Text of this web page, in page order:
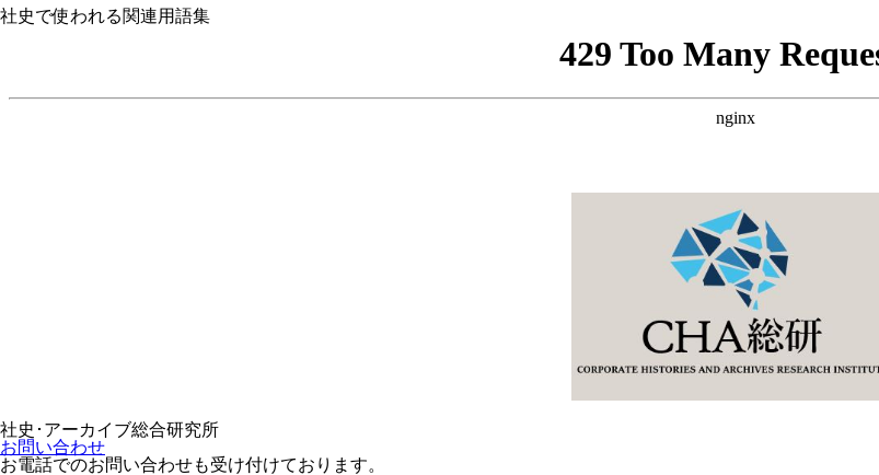
社史で使われる関連用語集
社史･アーカイブ総合研究所
お問い合わせ
お電話でのお問い合わせも受け付けております。